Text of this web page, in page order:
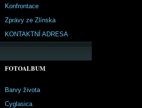
Konfrontace
Zprávy ze Zlínska
KONTAKTNÍ ADRESA
FOTOALBUM
Barvy života
Cyglasica